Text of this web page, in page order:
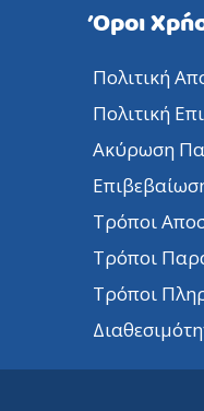
Όροι
Πολιτική
Πολιτική
Ακύρωση
Τρόποι
Τρόποι
Τρόποι